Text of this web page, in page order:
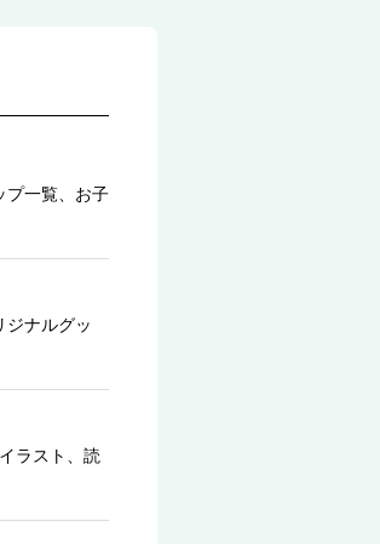
プ一覧、お子
ナルグッ
ラスト、読